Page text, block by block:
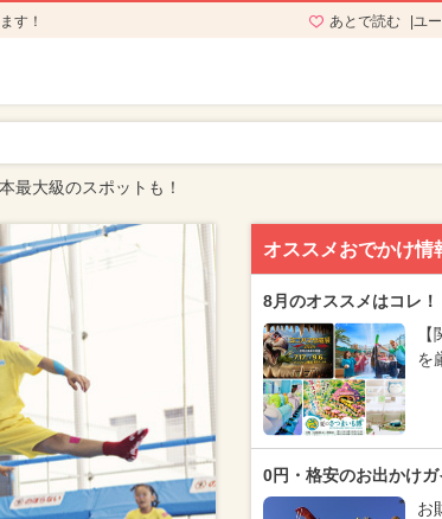
す！ あとで読む ユ
最大級のスポットも！
オススメおでかけ情
8月のオススメはコレ！
を
0円・格安のお出かけガ
お